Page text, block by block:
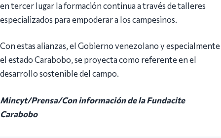
en tercer lugar la formación continua a través de talleres
especializados para empoderar a los campesinos.
Con estas alianzas, el Gobierno venezolano y especialmente
el estado Carabobo, se proyecta como referente en el
desarrollo sostenible del campo.
Mincyt/Prensa/Con información de la Fundacite
Carabobo